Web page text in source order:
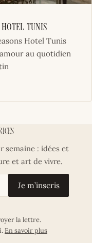
Hotel Tunis
Hotel Tunis
au quotidien
semaine : idées et
et art de vivre.
adresse email
Je m’inscris
la lettre.
En savoir plus